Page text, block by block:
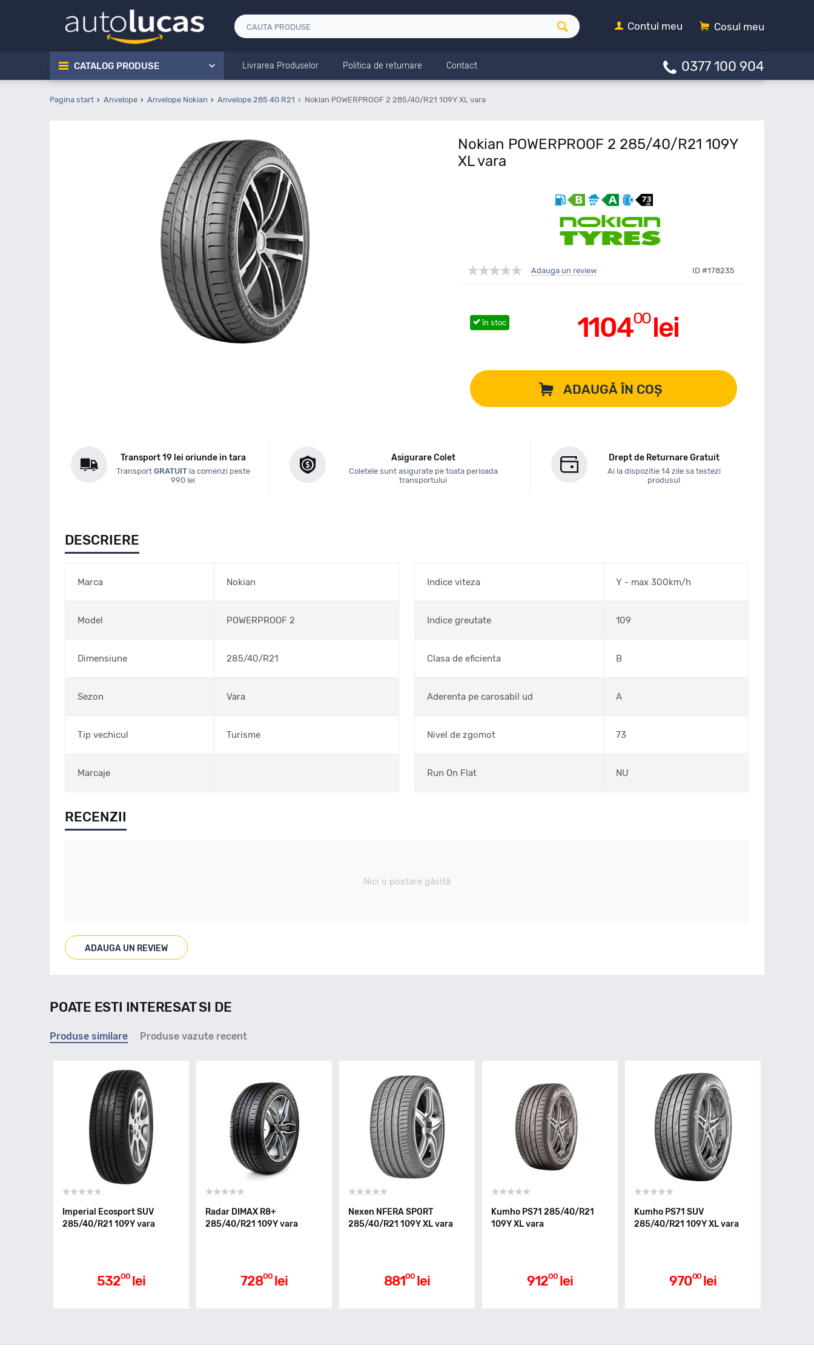
Cosul meu
Contul meu
CATALOG PRODUSE Livrarea Produselor Politica de returnare Contact 0377 100 904
Pagina start Anvelope Anvelope Nokian Anvelope 285 40 R21 Nokian POWERPROOF 2 285/40/R21 109Y XL vara
Nokian POWERPROOF 2 285/40/R21 109Y
XL vara
Adauga un review ID #178235
110400lei
în stoc
ADAUGĂ ÎN COȘ
Transport 19 lei oriunde in tara
Transport GRATUITla comenzi peste
990 lei
Asigurare Colet
Coletele sunt asigurate pe toata perioada
transportului
Drept de Returnare Gratuit
Ai la dispozitie 14 zile sa testezi
produsul
DESCRIERE
Marca Nokian
Model POWERPROOF 2
Dimensiune 285/40/R21
Sezon Vara
Tip vechicul Turisme
Marcaje
Indice viteza Y - max 300km/h
Indice greutate 109
Clasa de eficienta B
Aderenta pe carosabil ud A
Nivel de zgomot 73
Run On Flat NU
RECENZII
Nici o postare găsită
ADAUGA UN REVIEW
POATE ESTI INTERESAT SI DE
Produse similare Produse vazute recent
Imperial Ecosport SUV
285/40/R21 109Y vara
53200 lei
Radar DIMAX R8+
285/40/R21 109Y vara
72800 lei
Nexen NFERA SPORT
285/40/R21 109Y XL vara
88100 lei
Kumho PS71 285/40/R21
109Y XL vara
91200 lei
Kumho PS71 SUV
285/40/R21 109Y XL vara
97000 lei